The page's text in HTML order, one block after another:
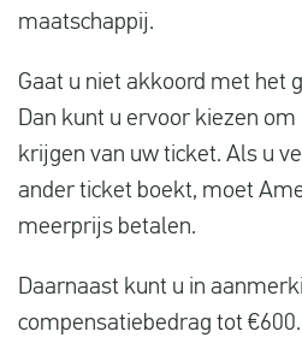
maatschappij.
Gaat u niet akkoord met het
Dan kunt u ervoor kiezen
krijgen van uw ticket. Als u
ander ticket boekt, moet
meerprijs betalen.
Daarnaast kunt u in
compensatiebedrag tot €600.